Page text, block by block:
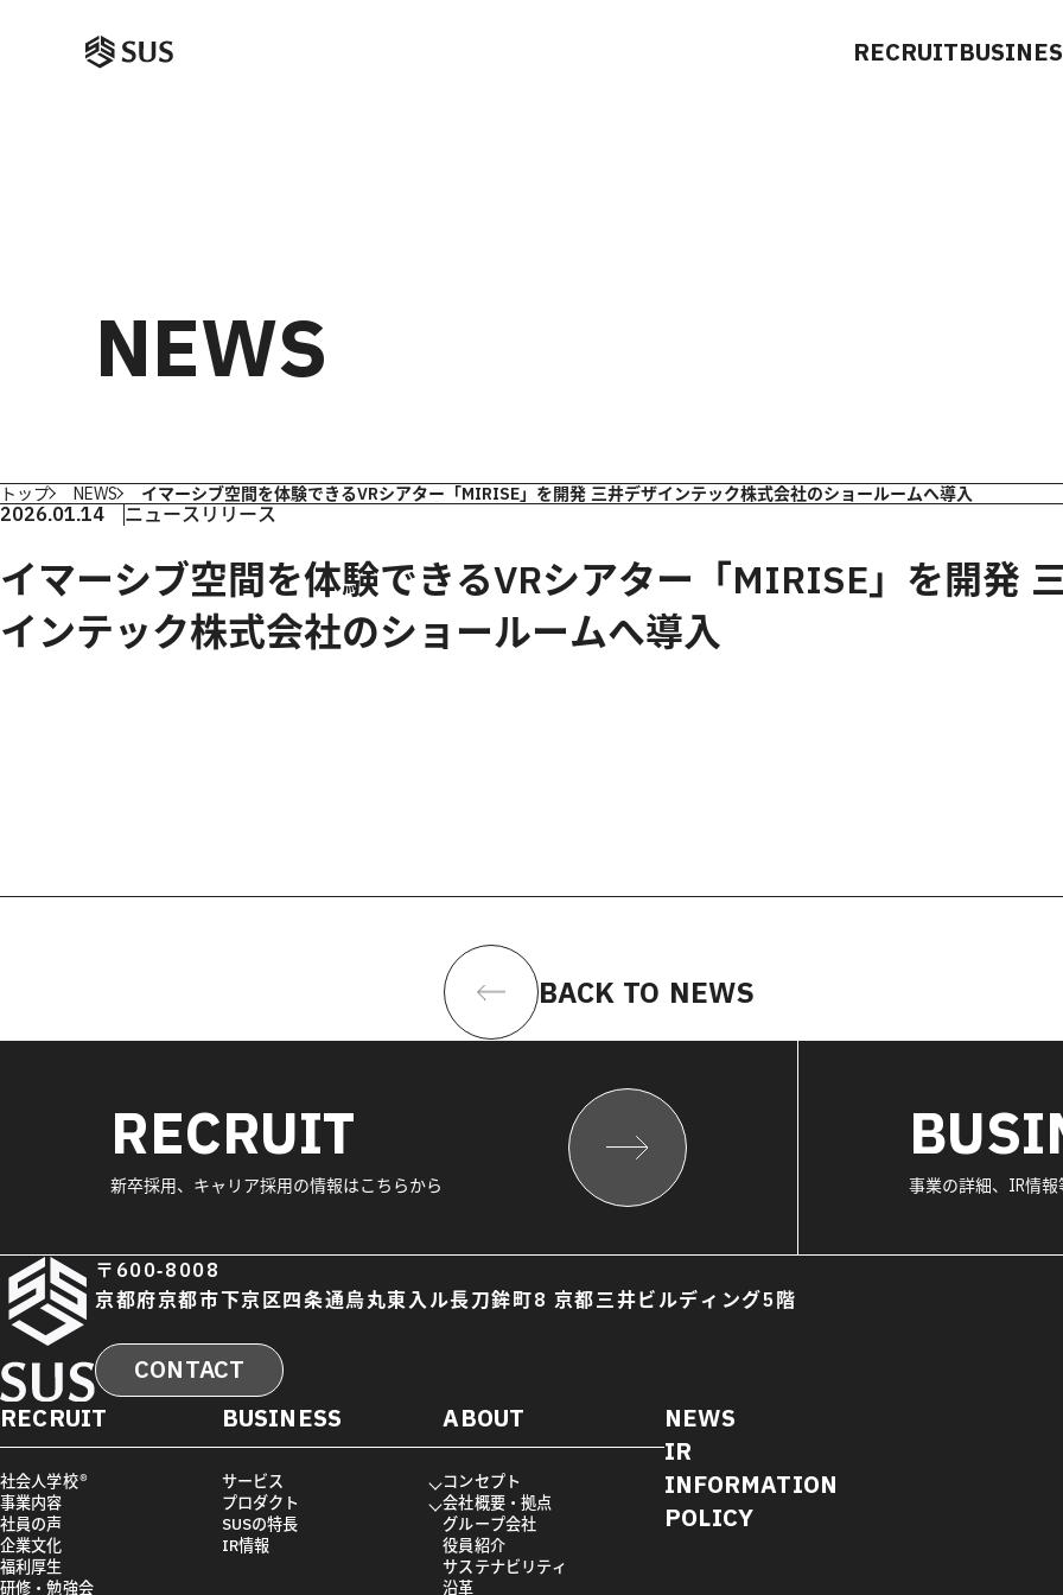
RECRUIT
NEWS
トップ NEWS イマーシブ空間を体験できるVRシアター「MIRISE」を開発 三井デザインテック株式会社のショールームへ導入
2026.01.14 ニュースリリース
イマーシブ空間を体験できるVRシアター「MIRISE」を開発
インテック株式会社のショールームへ導入
BACK TO NEWS
RECRUIT
新卒採用、キャリア採用の情報はこちらから 事業の詳細、IR情
〒600-8008
京都府京都市下京区四条通烏丸東入ル長刀鉾町8 京都三井ビルディング5階
CONTACT
RECRUIT
社会人学校®
事業内容
社員の声
企業文化
福利厚生
研修・勉強会
BUSINESS
サービス
プロダクト
SUSの特長
IR情報
ABOUT
コンセプト
会社概要・拠点
グループ会社
役員紹介
サステナビリティ
沿革
NEWS
IR
INFORMATION
POLICY